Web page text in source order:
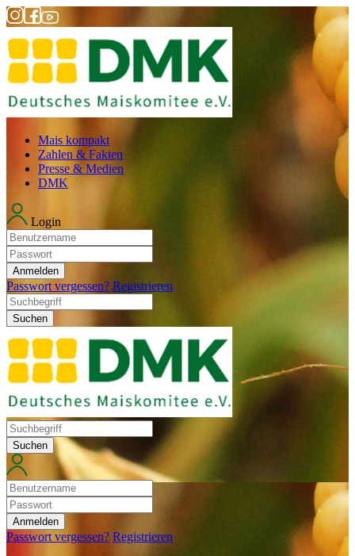
Mais kompakt
Zahlen & Fakten
Presse & Medien
DMK
Login
Anmelden
Passwort vergessen? Registrieren
Suchen
Suchen
Anmelden
Passwort vergessen? Registrieren